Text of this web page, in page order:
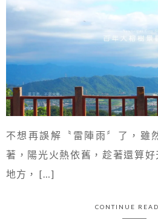
不想再誤解〝雷陣雨〞了，雖
著，陽光火熱依舊，趁著還算
地方， […]
CONTINUE